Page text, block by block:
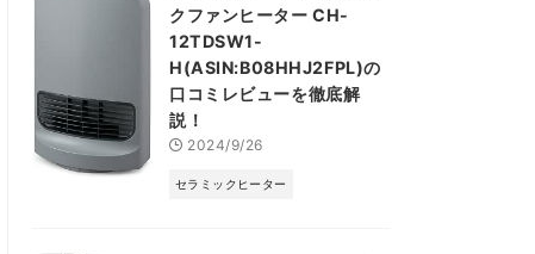
クファンヒーター CH-
12TDSW1-
H(ASIN:B08HHJ2FPL)の
口コミレビューを徹底解
説！
2024/9/26
セラミックヒーター